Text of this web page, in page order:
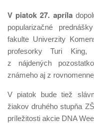
V piatok 27. apríla
popularizačné
fakulte Univerzity
profesorky Turi King,
z nájdených
známeho aj z
V piatok bude tiež
žiakov druhého stupňa
príležitosti akcie DNA